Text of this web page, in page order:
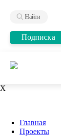
Найти
Подписка
X
Главная
Проекты